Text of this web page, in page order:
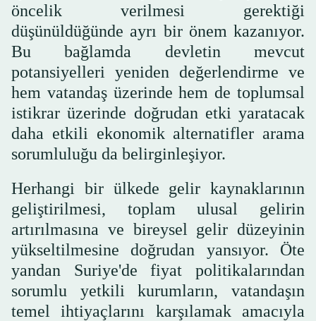
öncelik verilmesi gerektiği
düşünüldüğünde ayrı bir önem kazanıyor.
Bu bağlamda devletin mevcut
potansiyelleri yeniden değerlendirme ve
hem vatandaş üzerinde hem de toplumsal
istikrar üzerinde doğrudan etki yaratacak
daha etkili ekonomik alternatifler arama
sorumluluğu da belirginleşiyor.
Herhangi bir ülkede gelir kaynaklarının
geliştirilmesi, toplam ulusal gelirin
artırılmasına ve bireysel gelir düzeyinin
yükseltilmesine doğrudan yansıyor. Öte
yandan Suriye'de fiyat politikalarından
sorumlu yetkili kurumların, vatandaşın
temel ihtiyaçlarını karşılamak amacıyla